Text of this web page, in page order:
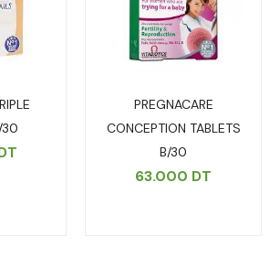
30
PREGNACARE
CONCEPTION TABLETS
B/30
63.000 DT